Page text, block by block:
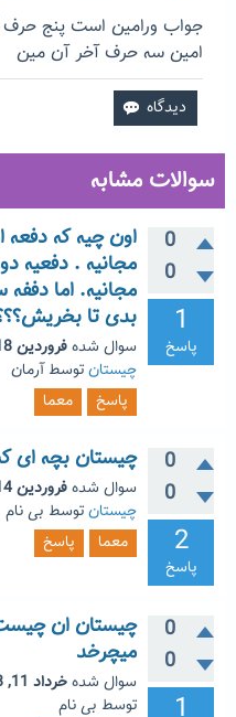
جواب ورامین است پنج حرف
امین سه حرف آخر آن مین
سوالات مشابه
0
0
1
پاسخ
اون چیه که
مجانیه . دفعیه
مجانیه. اما
بدی تا
سوال شدهفروردین 18, 1403
چیستانتوسطآرمان
پاسخ
معما
0
0
2
پاسخ
چیستان بچه ای
سوال شدهفروردین 14, 1399
چیستانتوسط بی نام
معما
پاسخ
0
0
چیستان ان
میچرخد
سوال شدهخرداد 11, 1398
توسط بی نام